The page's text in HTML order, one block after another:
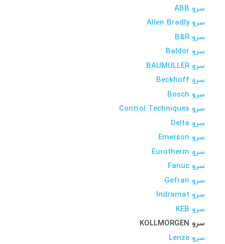
سرو ABB
سرو Allen Bradly
سرو B&R
سرو Baldor
سرو BAUMULLER
سرو Beckhoff
سرو Bosch
سرو Control Techniques
سرو Delta
سرو Emerson
سرو Eurotherm
سرو Fanuc
سرو Gefran
سرو Indramat
سرو KEB
سرو KOLLMORGEN
سرو Lenze